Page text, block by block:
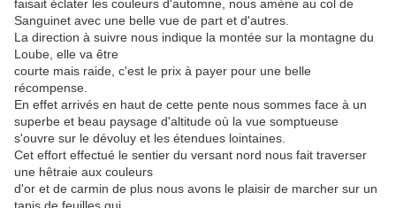
faisait éclater les couleurs d'automne, nous amène au col de
Sanguinet avec une belle vue de part et d'autres.
La direction à suivre nous indique la montée sur la montagne du
Loube, elle va être
courte mais raide, c'est le prix à payer pour une belle
récompense.
En effet arrivés en haut de cette pente nous sommes face à un
superbe et beau paysage d'altitude où la vue somptueuse
s'ouvre sur le dévoluy et les étendues lointaines.
Cet effort effectué le sentier du versant nord nous fait traverser
une hêtraie aux couleurs
d'or et de carmin de plus nous avons le plaisir de marcher sur un